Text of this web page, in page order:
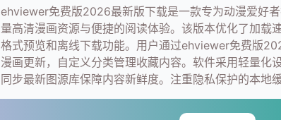
ehviewer免费版2026最新版下载是一款专为动漫爱好
量高清漫画资源与便捷的阅读体验。该版本优化了加载
格式预览和离线下载功能。用户通过ehviewer免费版
漫画更新，自定义分类管理收藏内容。软件采用轻量化
同步最新图源库保障内容新鲜度。注重隐私保护的本地